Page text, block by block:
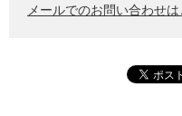
メールでのお問い合わせは